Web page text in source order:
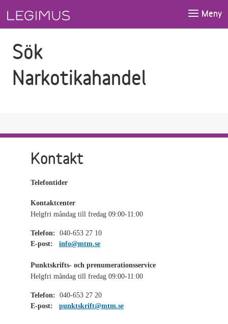
Meny
Sök
Narkotikahandel
Kontakt
Telefontider
Kontaktcenter
Helgfri måndag till fredag 09:00-11:00
Telefon: 040-653 27 10
E-post:
info@mtm.se
Punktskrifts- och prenumerationsservice
Helgfri måndag till fredag 09:00-11:00
Telefon: 040-653 27 20
E-post:
punktskrift@mtm.se